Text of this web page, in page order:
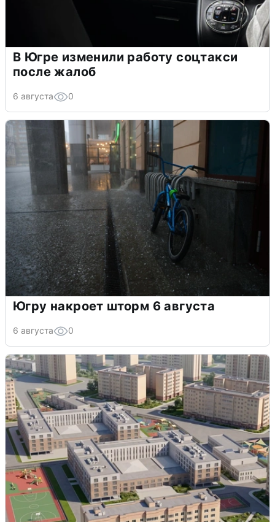
В Югре изменили работу соцтакси
после жалоб
6 августа 0
Югру накроет шторм 6 августа
6 августа 0